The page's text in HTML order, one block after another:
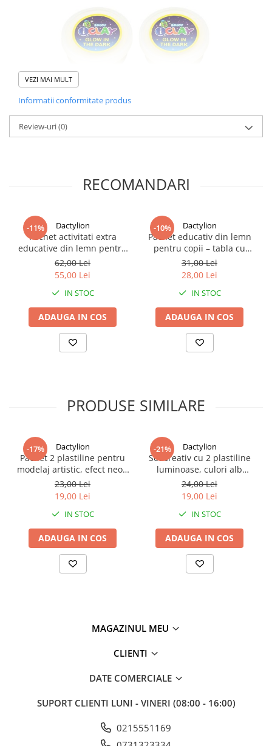
Cele doua plastiline albe fosforescente ofera efect luminos dupa
Formula non-
toxica si fara miros contribuie la o experienta confortabila de
Plastilina se usuca natural la contactul cu aerul fara sa crape.
Inainte de uscarea completa, materialul poate fi remodelat prin
VEZI MAI MULT
Informatii conformitate produs
Review-uri(0)
RECOMANDARI
-11% Dactylion
Pachet activitati extra
educative din lemn pentru
copii, tabla alfabet, tabla
numere si operatii, joc X si
0, puzzle Tetris si xilofon
62,00 Lei
55,00 Lei
IN STOC
ADAUGA IN COS
-10% Dactylion
Pachet educativ din lemn
pentru copii – tabla cu
numere si operatii + joc X si
0
31,00 Lei
28,00 Lei
IN STOC
ADAUGA IN COS
PRODUSE SIMILARE
-17% Dactylion
Pachet 2 plastiline pentru
modelaj artistic, efect neon
intens, 2 x 18 g, roz neon
23,00 Lei
19,00 Lei
IN STOC
ADAUGA IN COS
-21% Dactylion
Set creativ cu 2 plastiline
luminoase, culori alb
fosforescent si verde neon,
2 x 18 g
24,00 Lei
19,00 Lei
IN STOC
ADAUGA IN COS
MAGAZINUL MEU
CLIENTI
DATE COMERCIALE
SUPORT CLIENTI LUNI - VINERI (08:00 - 16:00)
0215551169